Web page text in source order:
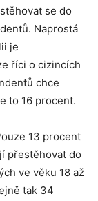
se do
Naprostá
je
říci o cizincích
chce
to 16 procent.
13 procent
přestěhovat do
ve věku 18 až
tak 34